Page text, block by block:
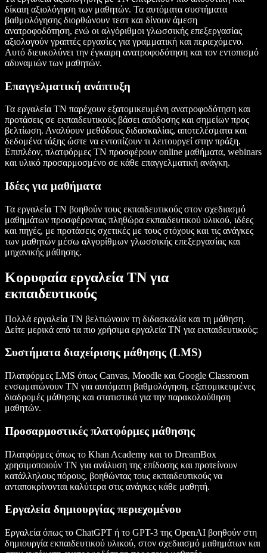
δίκαιη αξιολόγηση των μαθητών. Τα αυτόματα συστήματα
βαθμολόγησης διορθώνουν τεστ και δίνουν άμεση
ανατροφοδότηση, ενώ οι αλγόριθμοι γλωσσικής επεξεργασίας
αξιολογούν γραπτές εργασίες για γραμματική και περιεχόμενο.
Αυτό διευκολύνει την έγκαιρη ανατροφοδότηση και τον εντοπισμό
αδυναμιών των μαθητών.
Επαγγελματική ανάπτυξη
Τα εργαλεία ΤΝ παρέχουν εξατομικευμένη ανατροφοδότηση και
προτάσεις σε εκπαιδευτικούς βάσει απόδοσης και σημείων προς
βελτίωση. Αναλύουν μεθόδους διδασκαλίας, αποτελέσματα και
δεδομένα τάξης ώστε να εντοπίζουν τι λειτουργεί στην πράξη.
Επιπλέον, πλατφόρμες ΤΝ προσφέρουν online μαθήματα, webinars
και υλικό προσαρμοσμένο σε κάθε επαγγελματική ανάγκη.
Ιδέες για μαθήματα
Τα εργαλεία ΤΝ βοηθούν τους εκπαιδευτικούς στον σχεδιασμό
μαθημάτων προσφέροντας πληθώρα εκπαιδευτικού υλικού, ιδέες
και πηγές, με προτάσεις σχετικές με τους στόχους και τις ανάγκες
των μαθητών μέσω αλγορίθμων γλωσσικής επεξεργασίας και
μηχανικής μάθησης.
Κορυφαία εργαλεία ΤΝ για
εκπαιδευτικούς
Πολλά εργαλεία ΤΝ βελτιώνουν τη διδασκαλία και τη μάθηση.
Δείτε μερικά από τα πιο χρήσιμα εργαλεία ΤΝ για εκπαιδευτικούς:
Συστήματα διαχείρισης μάθησης (LMS)
Πλατφόρμες LMS όπως Canvas, Moodle και Google Classroom
ενσωματώνουν ΤΝ για αυτόματη βαθμολόγηση, εξατομικευμένες
διαδρομές μάθησης και στατιστικά για την παρακολούθηση
μαθητών.
Προσαρμοστικές πλατφόρμες μάθησης
Πλατφόρμες όπως το Khan Academy και το DreamBox
χρησιμοποιούν ΤΝ για ανάλυση της επίδοσης και προτείνουν
κατάλληλους πόρους, βοηθώντας τους εκπαιδευτικούς να
ανταποκρίνονται καλύτερα στις ανάγκες κάθε μαθητή.
Εργαλεία δημιουργίας περιεχομένου
Εργαλεία όπως το ChatGPT ή το GPT-3 της OpenAI βοηθούν στη
δημιουργία εκπαιδευτικού υλικού, στον σχεδιασμό μαθημάτων και